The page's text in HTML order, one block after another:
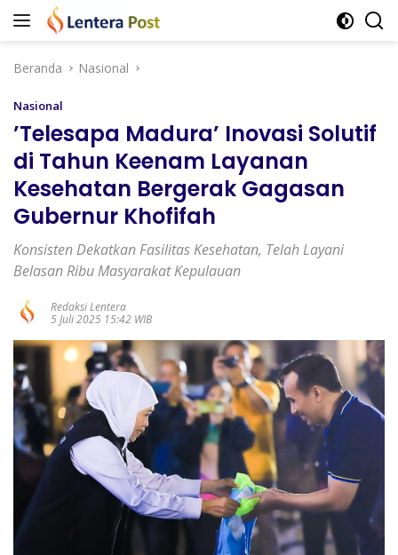
Langsung
Beranda
Nasional
Nasional
’Telesapa Madura’ Inovasi Solutif
di Tahun Keenam Layanan
Kesehatan Bergerak Gagasan
Gubernur Khofifah
Konsisten Dekatkan Fasilitas Kesehatan, Telah Layani
Belasan Ribu Masyarakat Kepulauan
Redaksi Lentera
5 Juli 2025 15:42 WIB